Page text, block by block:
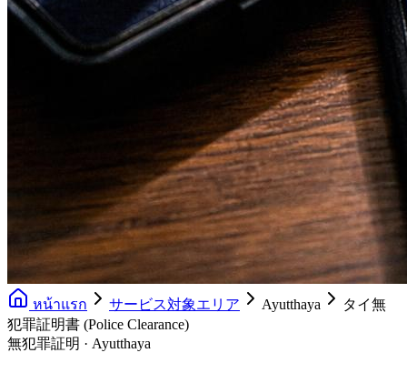
หน้าแรก サービス対象エリア Ayutthaya
タイ無
犯罪証明書 (Police Clearance)
無犯罪証明 · Ayutthaya